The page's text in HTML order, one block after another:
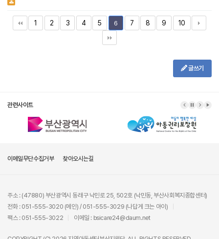
1 2 3 4 5 6 7 8 9 10
글쓰기
관련사이트
이메일무단수집거부 찾아오시는길
주소 : (47880) 부산광역시 동래구 낙민로 25, 502호 (낙민동, 부산사회복지종합센터)
전화 : 051-555-3020 (메인) / 051-555-3029 (나답게 크는 아이)
팩스 : 051-555-3022
이메일 : bsicare24@daum.net